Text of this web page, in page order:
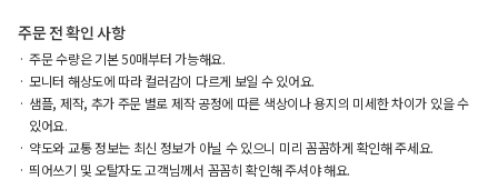
주문 전 확인 사항
주문 수량은 기본 50매부터 가능해요.
모니터 해상도에 따라 컬러감이 다르게 보일 수 있어요.
샘플, 제작, 추가 주문 별로 제작 공정에 따른 색상이나 용지의 미세한 차이가 있을 수
있어요.
약도와 교통 정보는 최신 정보가 아닐 수 있으니 미리 꼼꼼하게 확인해 주세요.
띄어쓰기 및 오탈자도 고객님께서 꼼꼼히 확인해 주셔야 해요.